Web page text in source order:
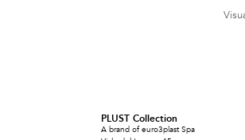
PLUST Collection
A brand of euro3plast Spa